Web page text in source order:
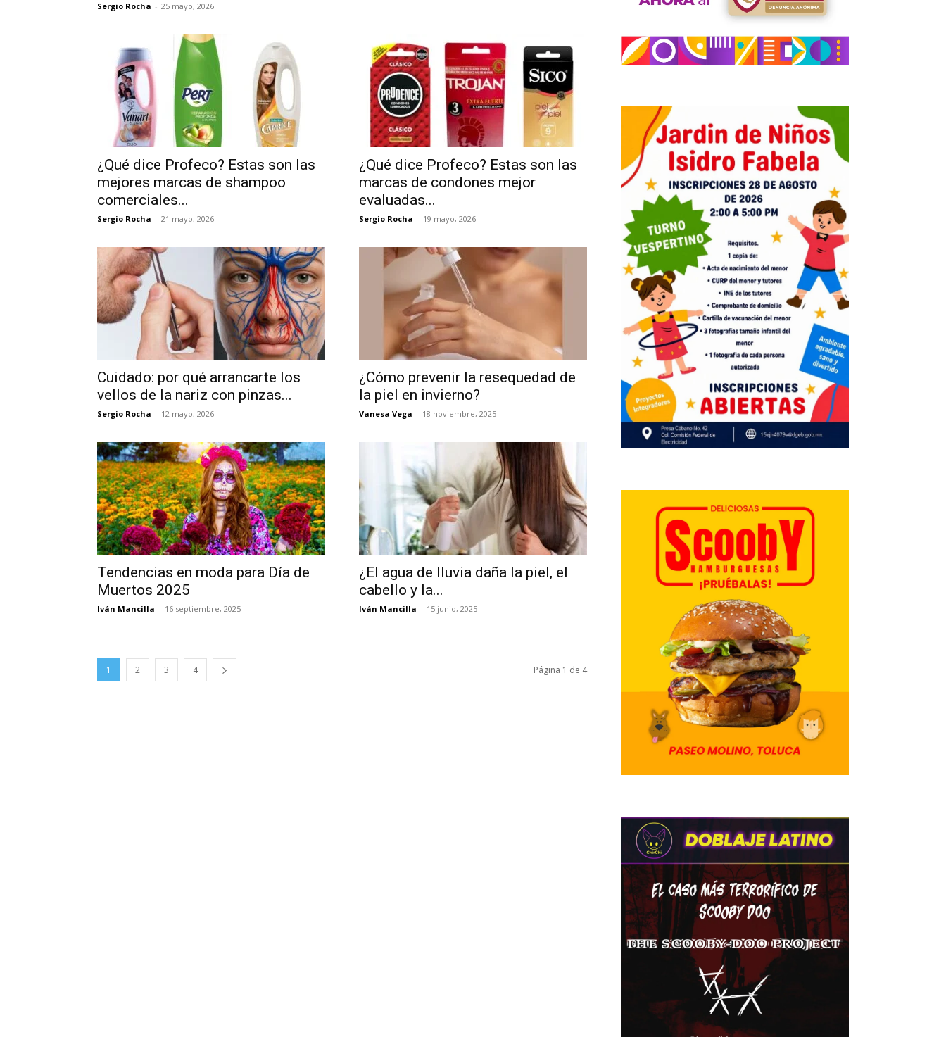
Sergio Rocha - 25 mayo, 2026
¿Qué dice Profeco? Estas son las
mejores marcas de shampoo
comerciales...
Sergio Rocha - 21 mayo, 2026
¿Qué dice Profeco? Estas son las
marcas de condones mejor
evaluadas...
Sergio Rocha - 19 mayo, 2026
Cuidado: por qué arrancarte los
vellos de la nariz con pinzas...
Sergio Rocha - 12 mayo, 2026
¿Cómo prevenir la resequedad de
la piel en invierno?
Vanesa Vega - 18 noviembre, 2025
Tendencias en moda para Día de
Muertos 2025
Iván Mancilla - 16 septiembre, 2025
¿El agua de lluvia daña la piel, el
cabello y la...
Iván Mancilla - 15 junio, 2025
1 2 3 4 Página 1 de 4